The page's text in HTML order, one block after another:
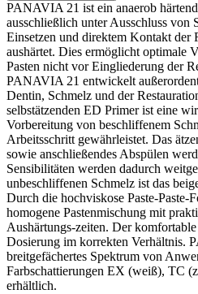
PANAVIA 21 ist ein anaerob
ausschließlich unter Ausschluss von
Einsetzen und direktem Kontakt der
aushärtet. Dies ermöglicht optimale
Pasten nicht vor Eingliederung der
PANAVIA 21 entwickelt
Dentin, Schmelz und der
selbstätzenden ED Primer ist eine
Vorbereitung von beschliffenem
Arbeitsschritt gewährleistet. Das
sowie anschließendes Abspülen
Sensibilitäten werden dadurch
unbeschliffenen Schmelz ist das
Durch die hochviskose Paste-
homogene Pastenmischung mit
Aushärtungs-zeiten. Der
Dosierung im korrekten Verhältnis.
breitgefächertes Spektrum von
Farbschattierungen EX (weiß), TC
erhältlich.